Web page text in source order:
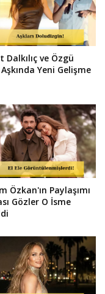
Dalkılıç ve Özgü
Yeni Gelişme
Özkan'ın Paylaşımı
Gözler O İsme